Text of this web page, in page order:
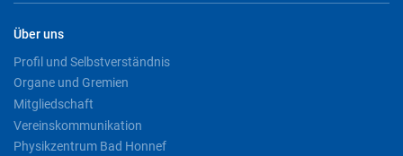
Über uns
Profil und Selbstverständnis
Organe und Gremien
Mitgliedschaft
Vereinskommunikation
Physikzentrum Bad Honnef